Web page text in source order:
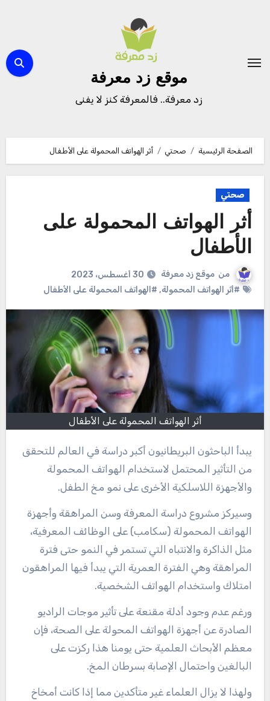
موقع زد معرفة
زد معرفة.. فالمعرفة كنز لا يفنى
الصفحة الرئيسية صحتي أثر الهواتف المحمولة على الأطفال
صحتي
أثر الهواتف المحمولة على
الأطفال
من موقع زد معرفة
30 أغسطس، 2023
#أثر الهواتف المحمولة, #الهواتف المحمولة على الأطفال
أثر الهواتف المحمولة على الأطفال
يبدأ الباحثون البريطانيون أكبر دراسة في العالم للتحقق
من التأثير المحتمل لاستخدام الهواتف المحمولة
والأجهزة اللاسلكية الأخرى على نمو مخ الطفل.
وسيركز مشروع دراسة المعرفة وسن المراهقة وأجهزة
الهواتف المحمولة (سكامب) على الوظائف المعرفية،
مثل الذاكرة والانتباه التي تستمر في النمو حتى فترة
المراهقة وهي الفترة العمرية التي يبدأ فيها المراهقون
امتلاك واستخدام الهواتف الشخصية.
ورغم عدم وجود أدلة مقنعة على تأثير موجات الراديو
الصادرة عن أجهزة الهواتف المحولة على الصحة، فإن
معظم الأبحاث العلمية حتى يومنا هذا ركزت على
البالغين واحتمال الإصابة بسرطان المخ.
ولهذا لا يزال العلماء غير متأكدين مما إذا كانت أمخاخ